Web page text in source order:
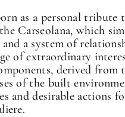
as a personal
Carseolana, which
and a system of
of extraordinary
derived from
of the built
and desirable actions